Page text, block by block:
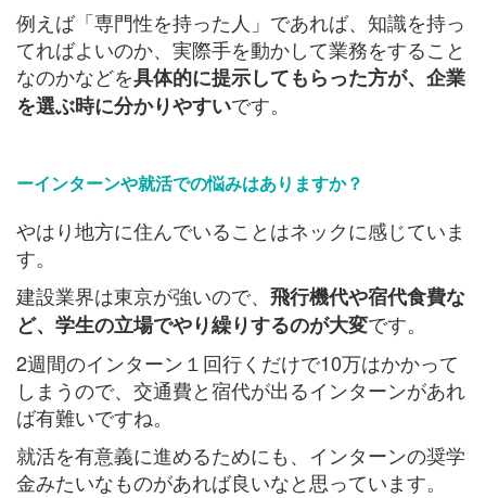
例えば「専門性を持った人」であれば、知識を持っ
てればよいのか、実際手を動かして業務をすること
なのかなどを具体的に提示してもらった方が、企業
を選ぶ時に分かりやすいです。
ーインターンや就活での悩みはありますか？
やはり地方に住んでいることはネックに感じていま
す。
建設業界は東京が強いので、 飛行機代や宿代食費な
ど、学生の立場でやり繰りするのが大変です。
2週間のインターン１回行くだけで10万はかかって
しまうので、交通費と宿代が出るインターンがあれ
ば有難いですね。
就活を有意義に進めるためにも、インターンの奨学
金みたいなものがあれば良いなと思っています。